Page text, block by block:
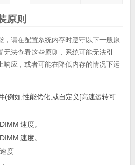
原则
，请在配置系统内存时遵守以下一般原
法查看这些原则，系统可能无法引
响应，或者可能在降低内存的情况下运
(例如,性能优化,或自定义[高速运转可
速度。
速度。
度